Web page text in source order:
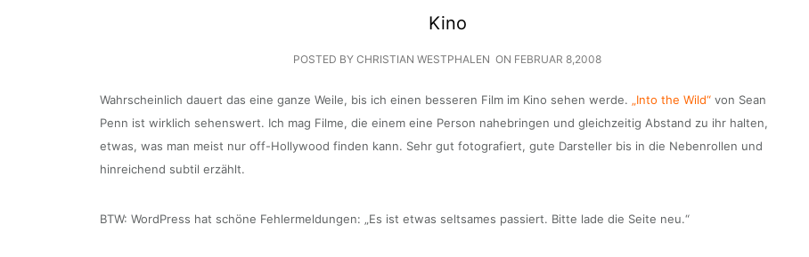
Kino
POSTED BY CHRISTIAN WESTPHALEN ON FEBRUAR 8,2008
Wahrscheinlich dauert das eine ganze Weile, bis ich einen besseren Film im Kino sehen werde. „Into the Wild“ von Sean
Penn ist wirklich sehenswert. Ich mag Filme, die einem eine Person nahebringen und gleichzeitig Abstand zu ihr halten,
etwas, was man meist nur off-Hollywood finden kann. Sehr gut fotografiert, gute Darsteller bis in die Nebenrollen und
hinreichend subtil erzählt.
BTW: WordPress hat schöne Fehlermeldungen: „ Es ist etwas seltsames passiert. Bitte lade die Seite neu.“